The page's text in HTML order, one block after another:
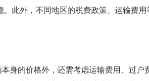
此外，不同地区的税费政策、运输费用
身的价格外，还需考虑运输费用、过